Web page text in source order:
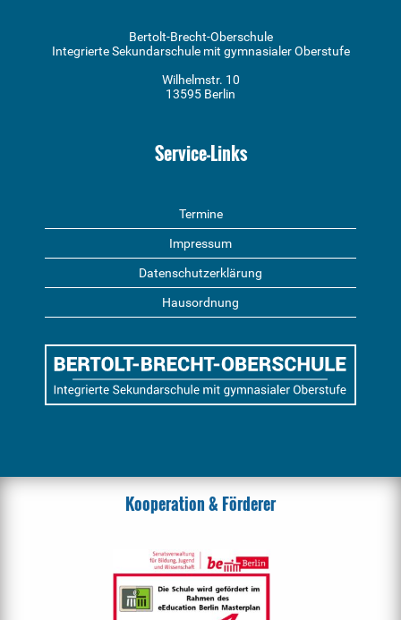
Bertolt-Brecht-Oberschule
Integrierte Sekundarschule mit gymnasialer Oberstufe
Wilhelmstr. 10
13595 Berlin
Service-Links
Termine
Impressum
Datenschutzerklärung
Hausordnung
Kooperation & Förderer